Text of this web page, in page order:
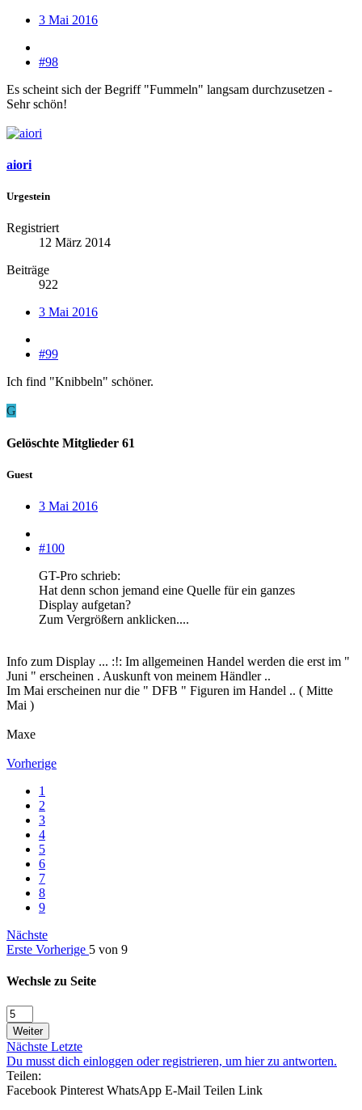
3 Mai 2016
#98
Es scheint sich der Begriff "Fummeln" langsam durchzusetzen -
Sehr schön!
aiori
Urgestein
Registriert
12 März 2014
Beiträge
922
3 Mai 2016
#99
Ich find "Knibbeln" schöner.
G
Gelöschte Mitglieder 61
Guest
3 Mai 2016
#100
GT-Pro schrieb:
Hat denn schon jemand eine Quelle für ein ganzes
Display aufgetan?
Zum Vergrößern anklicken....
Info zum Display ... :!: Im allgemeinen Handel werden die erst im "
Juni " erscheinen . Auskunft von meinem Händler ..
Im Mai erscheinen nur die " DFB " Figuren im Handel .. ( Mitte
Mai )
Maxe
Vorherige
1
2
3
4
5
6
7
8
9
Nächste
Erste Vorherige 5 von 9
Wechsle zu Seite
Weiter
Nächste Letzte
Du musst dich einloggen oder registrieren, um hier zu antworten.
Teilen:
Facebook Pinterest WhatsApp E-Mail Teilen Link